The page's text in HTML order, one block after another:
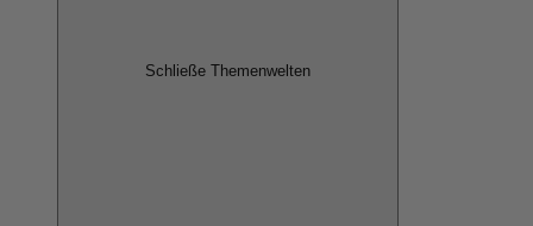
Schließe Themenwelten